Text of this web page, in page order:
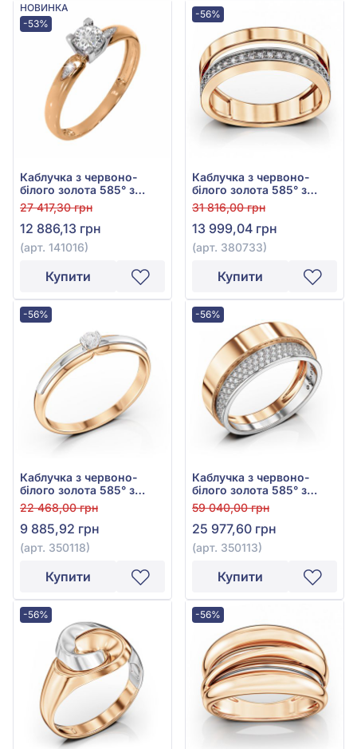
НОВИНКА
-53%
Каблучка з червоно-
білого золота 585° з
фіанітом/куб.цирконієм,
арт. 141016
27 417,30 грн
12 886,13 грн
(арт. 141016)
Купити
-56%
Каблучка з червоно-
білого золота 585° з
фіанітом/куб.цирконієм,
арт. 380733
31 816,00 грн
13 999,04 грн
(арт. 380733)
Купити
-56%
Каблучка з червоно-
білого золота 585° з
фіанітом/куб.цирконієм,
арт. 350118
22 468,00 грн
9 885,92 грн
(арт. 350118)
Купити
-56%
Каблучка з червоно-
білого золота 585° з
фіанітом/куб.цирконієм,
арт. 350113
59 040,00 грн
25 977,60 грн
(арт. 350113)
Купити
-56% -56%